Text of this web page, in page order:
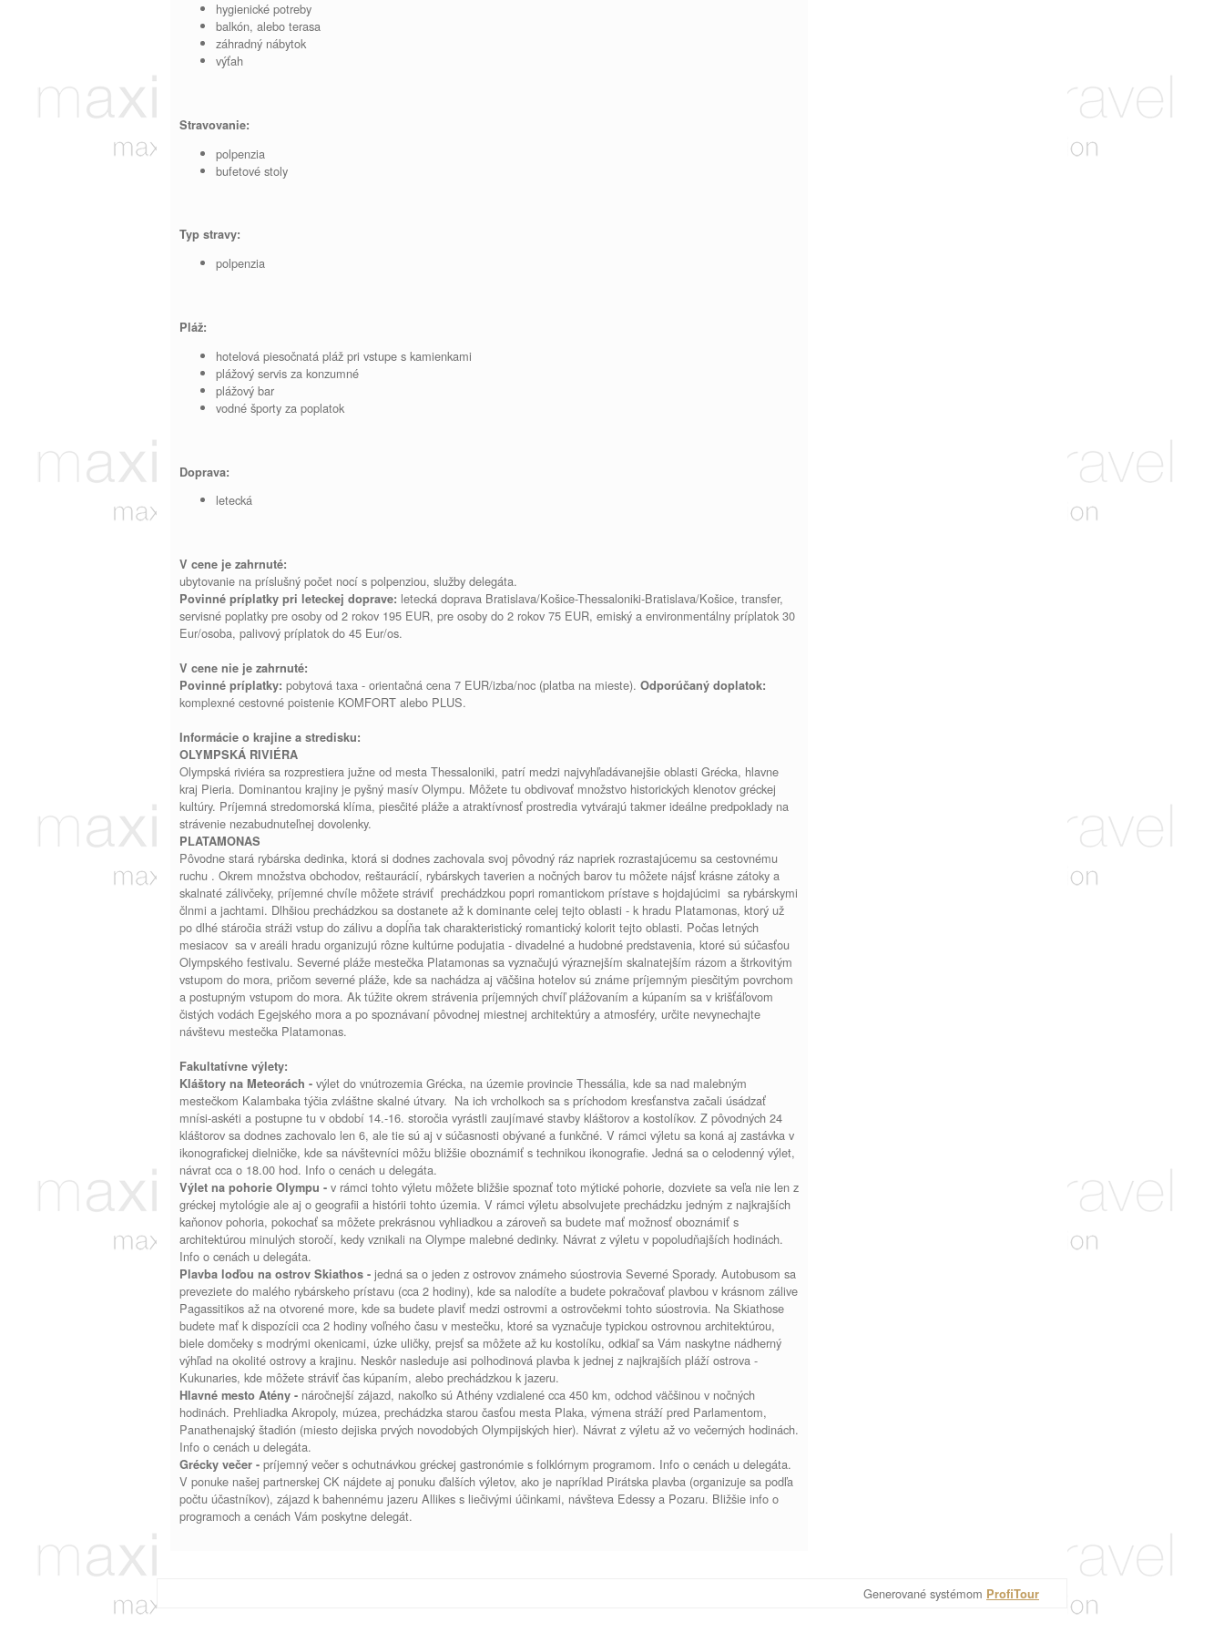
hygienické potreby
balkón, alebo terasa
záhradný nábytok
výťah
Stravovanie:
polpenzia
bufetové stoly
Typ stravy:
polpenzia
Pláž:
hotelová piesočnatá pláž pri vstupe s kamienkami
plážový servis za konzumné
plážový bar
vodné športy za poplatok
Doprava:
letecká
V cene je zahrnuté:
ubytovanie na príslušný počet nocí s polpenziou, služby delegáta.
Povinné príplatky pri leteckej doprave: letecká doprava Bratislava/Košice-Thessaloniki-Bratislava/Košice, transfer,
servisné poplatky pre osoby od 2 rokov 195 EUR, pre osoby do 2 rokov 75 EUR, emiský a environmentálny príplatok 30
Eur/osoba, palivový príplatok do 45 Eur/os.
V cene nie je zahrnuté:
Povinné príplatky: pobytová taxa - orientačná cena 7 EUR/izba/noc (platba na mieste). Odporúčaný doplatok:
komplexné cestovné poistenie KOMFORT alebo PLUS.
Informácie o krajine a stredisku:
OLYMPSKÁ RIVIÉRA
Olympská riviéra sa rozprestiera južne od mesta Thessaloniki, patrí medzi najvyhľadávanejšie oblasti Grécka, hlavne
kraj Pieria. Dominantou krajiny je pyšný masív Olympu. Môžete tu obdivovať množstvo historických klenotov gréckej
kultúry. Príjemná stredomorská klíma, piesčité pláže a atraktívnosť prostredia vytvárajú takmer ideálne predpoklady na
strávenie nezabudnuteľnej dovolenky.
PLATAMONAS
Pôvodne stará rybárska dedinka, ktorá si dodnes zachovala svoj pôvodný ráz napriek rozrastajúcemu sa cestovnému
ruchu . Okrem množstva obchodov, reštaurácií, rybárskych taverien a nočných barov tu môžete nájsť krásne zátoky a
skalnaté zálivčeky, príjemné chvíle môžete stráviť prechádzkou popri romantickom prístave s hojdajúcimi sa rybárskymi
člnmi a jachtami. Dlhšiou prechádzkou sa dostanete až k dominante celej tejto oblasti - k hradu Platamonas, ktorý už
po dlhé stáročia stráži vstup do zálivu a dopĺňa tak charakteristický romantický kolorit tejto oblasti. Počas letných
mesiacov sa v areáli hradu organizujú rôzne kultúrne podujatia - divadelné a hudobné predstavenia, ktoré sú súčasťou
Olympského festivalu. Severné pláže mestečka Platamonas sa vyznačujú výraznejším skalnatejším rázom a štrkovitým
vstupom do mora, pričom severné pláže, kde sa nachádza aj väčšina hotelov sú známe príjemným piesčitým povrchom
a postupným vstupom do mora. Ak túžite okrem strávenia príjemných chvíľ plážovaním a kúpaním sa v krišťáľovom
čistých vodách Egejského mora a po spoznávaní pôvodnej miestnej architektúry a atmosféry, určite nevynechajte
návštevu mestečka Platamonas.
Fakultatívne výlety:
Kláštory na Meteorách - výlet do vnútrozemia Grécka, na územie provincie Thessália, kde sa nad malebným
mestečkom Kalambaka týčia zvláštne skalné útvary. Na ich vrcholkoch sa s príchodom kresťanstva začali úsádzať
mnísi-askéti a postupne tu v období 14.-16. storočia vyrástli zaujímavé stavby kláštorov a kostolíkov. Z pôvodných 24
kláštorov sa dodnes zachovalo len 6, ale tie sú aj v súčasnosti obývané a funkčné. V rámci výletu sa koná aj zastávka v
ikonografickej dielničke, kde sa návštevníci môžu bližšie oboznámiť s technikou ikonografie. Jedná sa o celodenný výlet,
návrat cca o 18.00 hod. Info o cenách u delegáta.
Výlet na pohorie Olympu - v rámci tohto výletu môžete bližšie spoznať toto mýtické pohorie, dozviete sa veľa nie len z
gréckej mytológie ale aj o geografii a histórii tohto územia. V rámci výletu absolvujete prechádzku jedným z najkrajších
kaňonov pohoria, pokochať sa môžete prekrásnou vyhliadkou a zároveň sa budete mať možnosť oboznámiť s
architektúrou minulých storočí, kedy vznikali na Olympe malebné dedinky. Návrat z výletu v popoludňajších hodinách.
Info o cenách u delegáta.
Plavba loďou na ostrov Skiathos - jedná sa o jeden z ostrovov známeho súostrovia Severné Sporady. Autobusom sa
preveziete do malého rybárskeho prístavu (cca 2 hodiny), kde sa nalodíte a budete pokračovať plavbou v krásnom zálive
Pagassitikos až na otvorené more, kde sa budete plaviť medzi ostrovmi a ostrovčekmi tohto súostrovia. Na Skiathose
budete mať k dispozícii cca 2 hodiny voľného času v mestečku, ktoré sa vyznačuje typickou ostrovnou architektúrou,
biele domčeky s modrými okenicami, úzke uličky, prejsť sa môžete až ku kostolíku, odkiaľ sa Vám naskytne nádherný
výhľad na okolité ostrovy a krajinu. Neskôr nasleduje asi polhodinová plavba k jednej z najkrajších pláží ostrova -
Kukunaries, kde môžete stráviť čas kúpaním, alebo prechádzkou k jazeru.
Hlavné mesto Atény - náročnejší zájazd, nakoľko sú Athény vzdialené cca 450 km, odchod väčšinou v nočných
hodinách. Prehliadka Akropoly, múzea, prechádzka starou časťou mesta Plaka, výmena stráží pred Parlamentom,
Panathenajský štadión (miesto dejiska prvých novodobých Olympijských hier). Návrat z výletu až vo večerných hodinách.
Info o cenách u delegáta.
Grécky večer - príjemný večer s ochutnávkou gréckej gastronómie s folklórnym programom. Info o cenách u delegáta.
V ponuke našej partnerskej CK nájdete aj ponuku ďalších výletov, ako je napríklad Pirátska plavba (organizuje sa podľa
počtu účastníkov), zájazd k bahennému jazeru Allikes s liečivými účinkami, návšteva Edessy a Pozaru. Bližšie info o
programoch a cenách Vám poskytne delegát.
Generované systémom ProfiTour